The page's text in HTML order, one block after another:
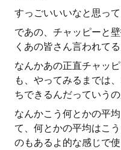
すっごいいいなと思って
であの、チャッピーと
くあの皆さん言われてる
なんかあの正直チャッ
も、やってみるまでは
ちできるんだっていうの
なんかこう何とかの平
て、何とかの平均はこ
のもあるよ的な感じで